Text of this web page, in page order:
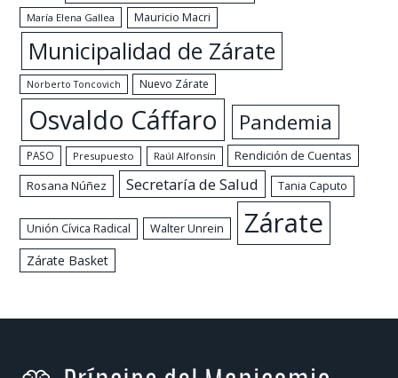
María Elena Gallea Mauricio Macri
Municipalidad de Zárate
Norberto Toncovich Nuevo Zárate
Osvaldo Cáffaro Pandemia
PASO Presupuesto Raúl Alfonsín
Rendición de Cuentas
Rosana Núñez
Secretaría de Salud Tania Caputo
Unión Cívica Radical Walter Unrein Zárate
Zárate Basket